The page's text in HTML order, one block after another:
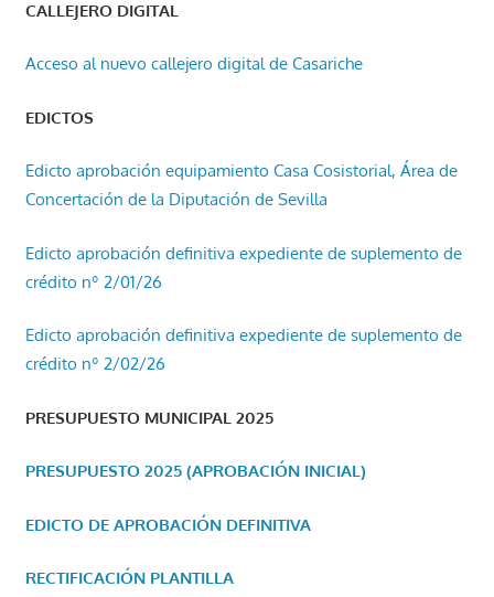
CALLEJERO DIGITAL
Acceso al nuevo callejero digital de Casariche
EDICTOS
Edicto aprobación equipamiento Casa Cosistorial, Área de
Concertación de la Diputación de Sevilla
Edicto aprobación definitiva expediente de suplemento de
crédito nº 2/01/26
Edicto aprobación definitiva expediente de suplemento de
crédito nº 2/02/26
PRESUPUESTO MUNICIPAL 2025
PRESUPUESTO 2025 (APROBACIÓN INICIAL)
EDICTO DE APROBACIÓN DEFINITIVA
RECTIFICACIÓN PLANTILLA